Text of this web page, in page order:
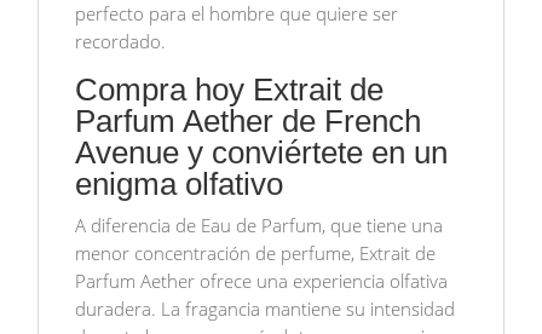
perfecto para el hombre que quiere ser
recordado.
Compra hoy Extrait de
Parfum Aether de French
Avenue y conviértete en un
enigma olfativo
A diferencia de Eau de Parfum, que tiene una
menor concentración de perfume, Extrait de
Parfum Aether ofrece una experiencia olfativa
duradera. La fragancia mantiene su intensidad